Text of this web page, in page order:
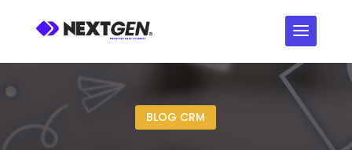
BLOG CRM